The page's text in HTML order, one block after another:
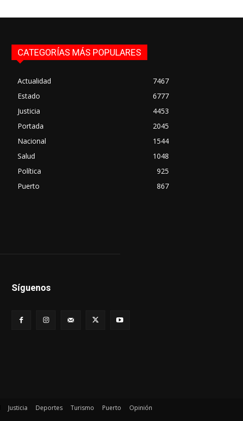
CATEGORÍAS MÁS POPULARES
Actualidad
7467
Estado
6777
Justicia
4453
Portada
2045
Nacional
1544
Salud
1048
Política
925
Puerto
867
Síguenos
Justicia Deportes Turismo Puerto
Opinión